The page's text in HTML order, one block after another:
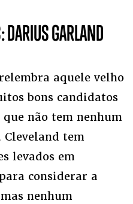
DARIUS GARLAND
aquele velho
bons candidatos
não tem nenhum
Cleveland tem
levados em
considerar a
nenhum